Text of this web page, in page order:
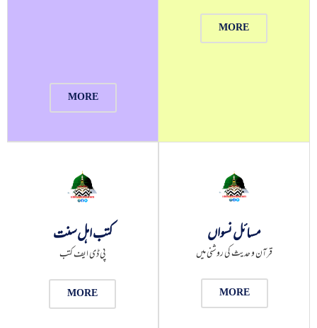
MORE
MORE
مسائل نسواں
قرآن و حدیث کی روشنی میں
MORE
کتب اہل سنت
پی ڈی ایف کتب
MORE